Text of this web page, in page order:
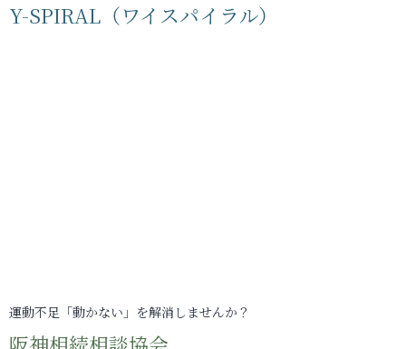
Y-SPIRAL（ワイスパイラル）
運動不足「動かない」を解消しませんか？